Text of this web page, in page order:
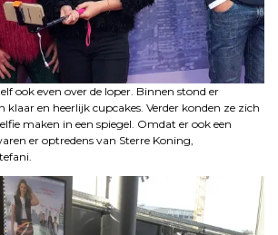
ook even over de loper. Binnen stond er
klaar en heerlijk cupcakes. Verder konden ze zich
maken in een spiegel. Omdat er ook een
er optredens van Sterre Koning,